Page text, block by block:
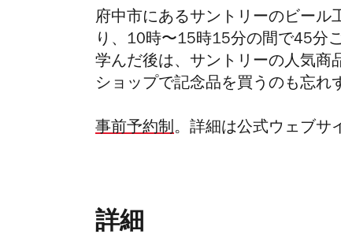
府中市にあるサントリーのビール
り、 10時〜15時15分の間で45分
学んだ後は、サントリーの人気商
ショップで記念品を買うのも忘れ
事前予約制。詳細は公式ウェブサ
詳細